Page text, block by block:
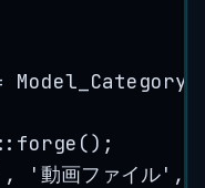
Model_Category
:: forge ();
, '動画ファイル' ,